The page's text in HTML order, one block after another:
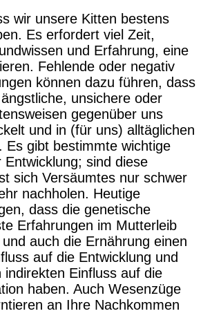
wir unsere Kitten bestens
Es erfordert viel Zeit,
und Erfahrung, eine
Fehlende oder negativ
können dazu führen, dass
unsichere oder
gegenüber uns
und in (für uns) alltäglichen
Es gibt bestimmte wichtige
sind diese
sich Versäumtes nur schwer
nachholen. Heutige
dass die genetische
Erfahrungen im Mutterleib
auch die Ernährung einen
auf die Entwicklung und
indirekten Einfluss auf die
haben. Auch Wesenzüge
an Ihre Nachkommen